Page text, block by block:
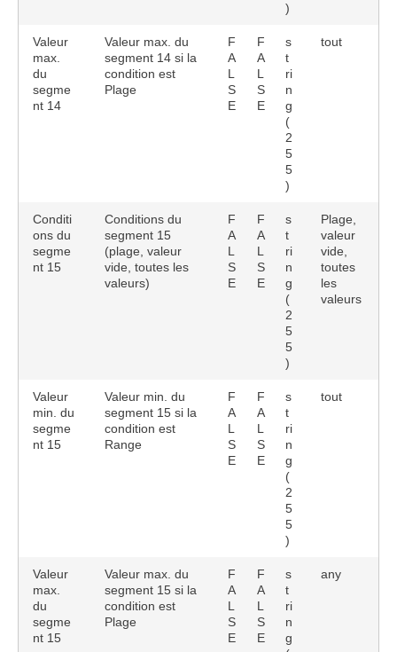
)
Valeur
max.
du
segme
nt 14
Valeur max. du
segment 14 si la
condition est
Plage
F
A
L
S
E
F
A
L
S
E
s
t
ri
n
g
(
2
5
5
)
tout
Conditi
ons du
segme
nt 15
Conditions du
segment 15
(plage, valeur
vide, toutes les
valeurs)
F
A
L
S
E
F
A
L
S
E
s
t
ri
n
g
(
2
5
5
)
Plage,
valeur
vide,
toutes
les
valeurs
Valeur
min. du
segme
nt 15
Valeur min. du
segment 15 si la
condition est
Range
F
A
L
S
E
F
A
L
S
E
s
t
ri
n
g
(
2
5
5
)
tout
Valeur
max.
du
segme
nt 15
Valeur max. du
segment 15 si la
condition est
Plage
F
A
L
S
E
F
A
L
S
E
s
t
ri
n
g
any